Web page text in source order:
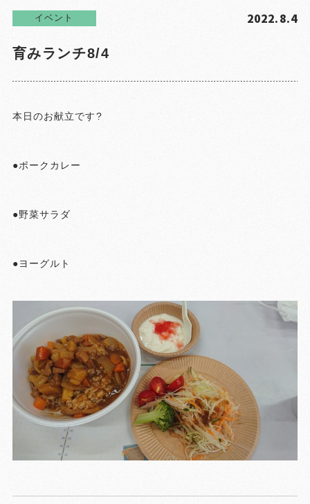
イベント 2022.8.4
育みランチ8/4
本日のお献立です?
●ポークカレー
●野菜サラダ
●ヨーグルト